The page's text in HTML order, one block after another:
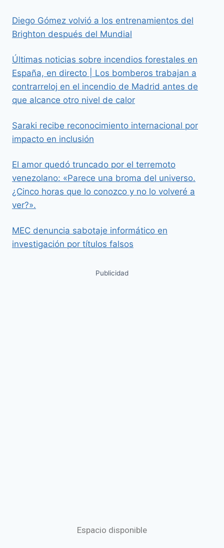
Diego Gómez volvió a los entrenamientos del
Brighton después del Mundial
Últimas noticias sobre incendios forestales en
España, en directo | Los bomberos trabajan a
contrarreloj en el incendio de Madrid antes de
que alcance otro nivel de calor
Saraki recibe reconocimiento internacional por
impacto en inclusión
El amor quedó truncado por el terremoto
venezolano: «Parece una broma del universo.
¿Cinco horas que lo conozco y no lo volveré a
ver?».
MEC denuncia sabotaje informático en
investigación por títulos falsos
Publicidad
Espacio disponible